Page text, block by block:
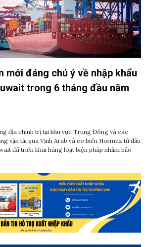
mới đáng chú ý về nhập khẩu
trong 6 tháng đầu năm
địa chính trị tại khu vực Trung Đông và các
vận tải qua Vịnh Arab và eo biển Hormuz từ đầu
đã triển khai hàng loạt biện pháp nhằm bảo